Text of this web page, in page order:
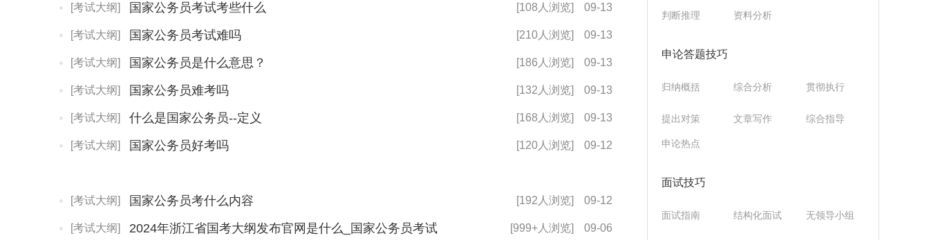
09-13
[108人浏览]
[考试大纲] 国家公务员考试考些什么
09-13
[210人浏览]
[考试大纲] 国家公务员考试难吗
09-13
[186人浏览]
[考试大纲] 国家公务员是什么意思？
09-13
[132人浏览]
[考试大纲] 国家公务员难考吗
09-13
[168人浏览]
[考试大纲] 什么是国家公务员--定义
09-12
[120人浏览]
[考试大纲] 国家公务员好考吗
09-12
[192人浏览]
[考试大纲] 国家公务员考什么内容
09-06
[999+人浏览]
[考试大纲] 2024年浙江省国考大纲发布官网是什么_国家公务员考试
判断推理 资料分析
申论答题技巧
归纳概括 综合分析 贯彻执行
提出对策 文章写作 综合指导
申论热点
面试技巧
面试指南 结构化面试 无领导小组